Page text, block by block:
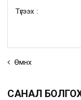
Түгээх :
Өмнөх
САНАЛ